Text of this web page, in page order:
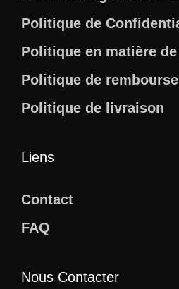
Politique de
Politique en matière
Politique de
Politique de livraison
Liens
Contact
FAQ
Nous Contacter